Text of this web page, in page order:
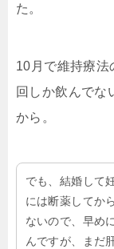
た。
10月で維持療法
回しか飲んでな
から。
でも、結婚して
には断薬してか
ないので、早め
んですが、まだ